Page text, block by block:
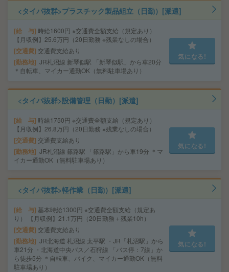
<タイパ抜群>プラスチック製品組立（日勤）[派遣]
給 与 時給1600円 ※交通費全額支給（規定あり）
【月収例】25.6万円（20日勤務 ※残業なしの場合）
交通費 交通費支給あり
勤務地 JR札沼線 新琴似駅 「新琴似駅」から車20分
＊自転車、マイカー通勤OK（無料駐車場あり）
気になる!
<タイパ抜群>設備管理（日勤）[派遣]
給 与 時給1750円 ※交通費全額支給（規定あり）
【月収例】26.8万円（20日勤務 ※残業なしの場合）
交通費 交通費支給あり
勤務地 JR札沼線 篠路駅 「篠路駅」から車19分 ＊マ
イカー通勤OK（無料駐車場あり）
気になる!
<タイパ抜群>軽作業（日勤）[派遣]
給 与 基本時給1300円 ※交通費全額支給（規定あ
り） 【月収例】21.1万円（20日勤務＋残業10h）
交通費 交通費支給あり
勤務地 JR北海道 札沼線 太平駅 ・JR「札沼駅」から
車21分 ・北海道中央バス／石狩線 「バス停：7線」か
ら徒歩5分 ＊自転車、バイク、マイカー通勤OK（無料
駐車場あり）
気になる!